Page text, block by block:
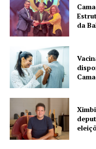
da